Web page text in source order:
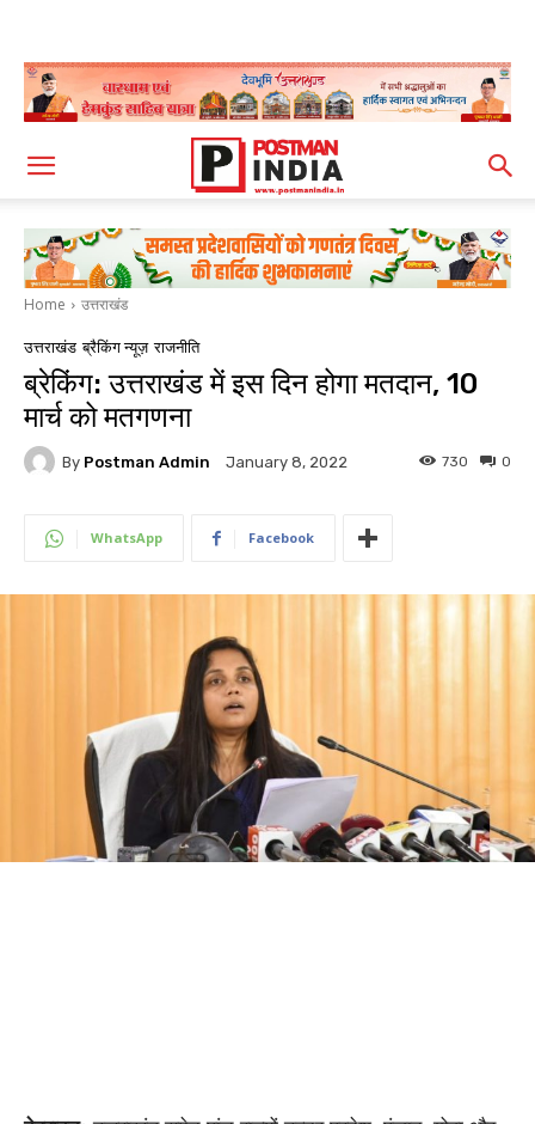
Home उत्तराखंड
उत्तराखंड ब्रैकिंग न्यूज़ राजनीति
ब्रेकिंग: उत्तराखंड में इस दिन होगा मतदान, 10
मार्च को मतगणना
By Postman Admin January 8, 2022 0
730
WhatsApp Facebook